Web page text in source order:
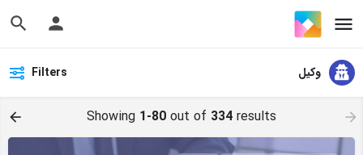
وکیل Filters
Showing 1-80 out of 334 results